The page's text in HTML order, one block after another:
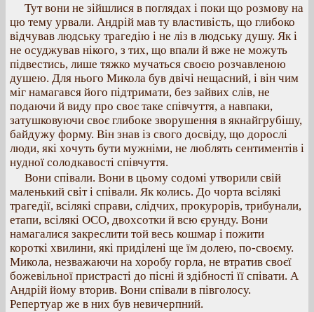
Тут вони не зійшлися в поглядах і поки що розмову на
цю тему урвали. Андрій мав ту властивість, що глибоко
відчував людську трагедію і не ліз в людську душу. Як і
не осуджував нікого, з тих, що впали й вже не можуть
підвестись, лише тяжко мучаться своєю розчавленою
душею. Для нього Микола був двічі нещасний, і він чим
міг намагався його підтримати, без зайвих слів, не
подаючи й виду про своє таке співчуття, а навпаки,
затушковуючи своє глибоке зворушення в якнайгрубішу,
байдужу форму. Він знав із свого досвіду, що дорослі
люди, які хочуть бути мужніми, не люблять сентиментів і
нудної солодкавості співчуття.
Вони співали. Вони в цьому содомі утворили свій
маленький світ і співали. Як колись. До чорта всілякі
трагедії, всілякі справи, слідчих, прокурорів, трибунали,
етапи, всілякі ОСО, двохсотки й всю єрунду. Вони
намагалися закреслити той весь кошмар і пожити
короткі хвилини, які приділені ще їм долею, по-своєму.
Микола, незважаючи на хоробу горла, не втратив своєї
божевільної пристрасті до пісні й здібності її співати. А
Андрій йому вторив. Вони співали в півголосу.
Репертуар же в них був невичерпний.